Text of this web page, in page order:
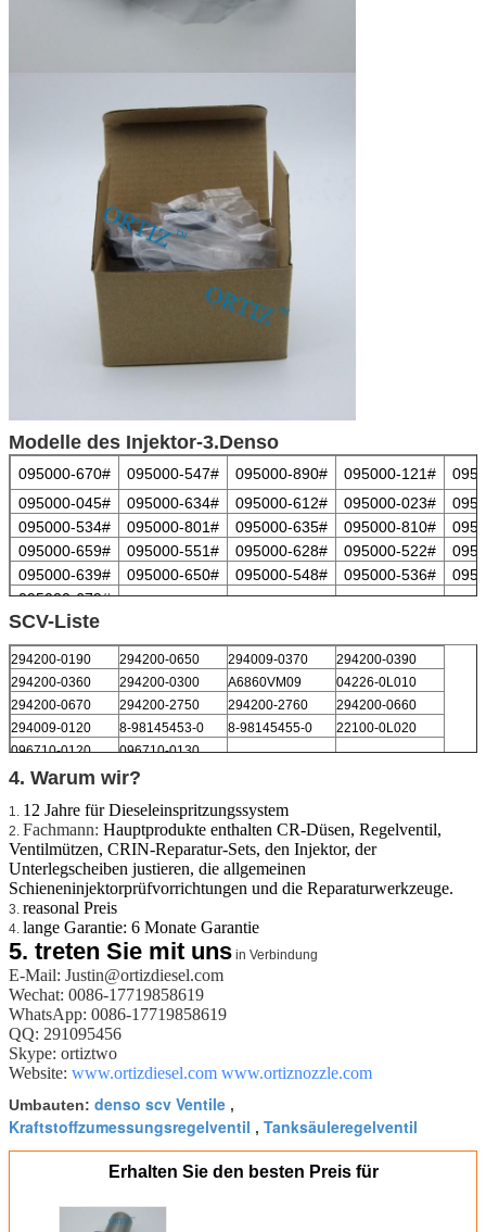
Modelle des Injektor-3.Denso
095000-670# 095000-547# 095000-890# 095000-121#
095000-045#
095000-634# 095000-612# 095000-023#
095000-534#
095000-801# 095000-635# 095000-810#
095000-659#
095000-551# 095000-628# 095000-522#
095000-639#
095000-650# 095000-548# 095000-536#
095000-679#
SCV-Liste
294200-0190 294200-0650 294009-0370
294200-0390
294200-0360
294200-0300 A6860VM09
04226-0L010
294200-0670
294200-2750 294200-2760
294200-0660
294009-0120
8-98145453-0 8-98145455-0
22100-0L020
096710-0120
096710-0130
4. Warum wir?
1. 12 Jahre für Dieseleinspritzungssystem
2. Fachmann: Hauptprodukte enthalten CR-Düsen, Regelventil,
Ventilmützen, CRIN-Reparatur-Sets, den Injektor, der
Unterlegscheiben justieren, die allgemeinen
Schieneninjektorprüfvorrichtungen und die Reparaturwerkzeuge.
3. reasonal Preis
4. lange Garantie: 6 Monate Garantie
5. treten Sie mit uns in Verbindung
E-Mail: Justin@ortizdiesel.com
Wechat: 0086-17719858619
WhatsApp: 0086-17719858619
QQ: 291095456
Skype: ortiztwo
Website: www.ortizdiesel.com www.ortiznozzle.com
Umbauten: denso scv Ventile ,
Kraftstoffzumessungsregelventil , Tanksäuleregelventil
Erhalten Sie den besten Preis für